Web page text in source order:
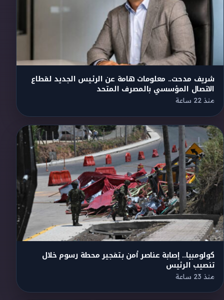
شريف مدحت.. معلومات هامة عن الرئيس الجديد لقطاع
الاتصال المؤسسي بالمصرف المتحد
منذ 22 ساعة
كولومبيا.. إصابة عناصر أمن بتفجير محطة رسوم خلال
تنصيب الرئيس
منذ 23 ساعة